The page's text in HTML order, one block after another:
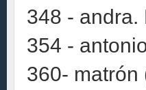
348 - andra.
354 -
360- matrón